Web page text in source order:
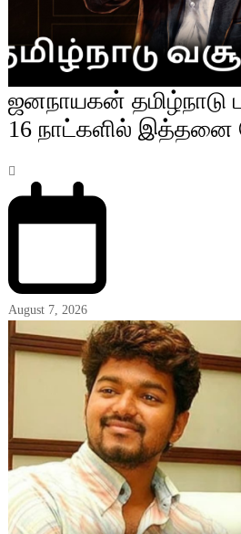
ஜனநாயகன்
16 நாட்களில் இத்தனை
August 7, 2026